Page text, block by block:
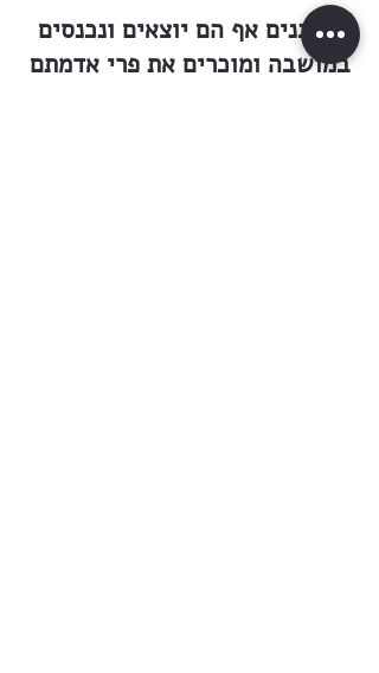
השכנים אף הם יוצאים ונכנסים
במושבה ומוכרים את פרי אדמתם